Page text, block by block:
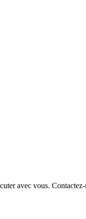
avec vous.